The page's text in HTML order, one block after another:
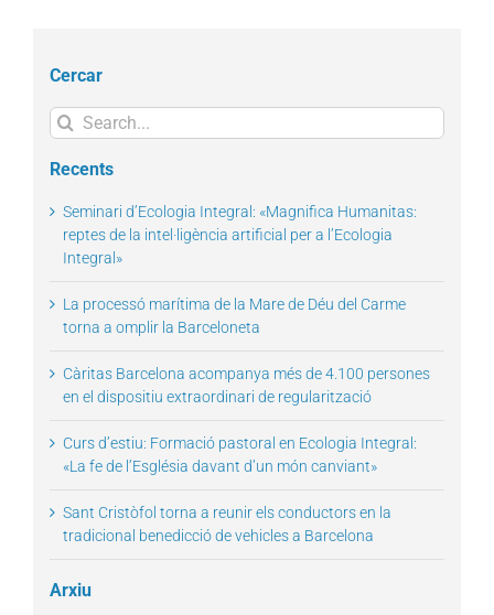
Cercar
Search
for:
Recents
Seminari d’Ecologia Integral: «Magnifica Humanitas:
reptes de la intel·ligència artificial per a l’Ecologia
Integral»
La processó marítima de la Mare de Déu del Carme
torna a omplir la Barceloneta
Càritas Barcelona acompanya més de 4.100 persones
en el dispositiu extraordinari de regularització
Curs d’estiu: Formació pastoral en Ecologia Integral:
«La fe de l’Església davant d’un món canviant»
Sant Cristòfol torna a reunir els conductors en la
tradicional benedicció de vehicles a Barcelona
Arxiu